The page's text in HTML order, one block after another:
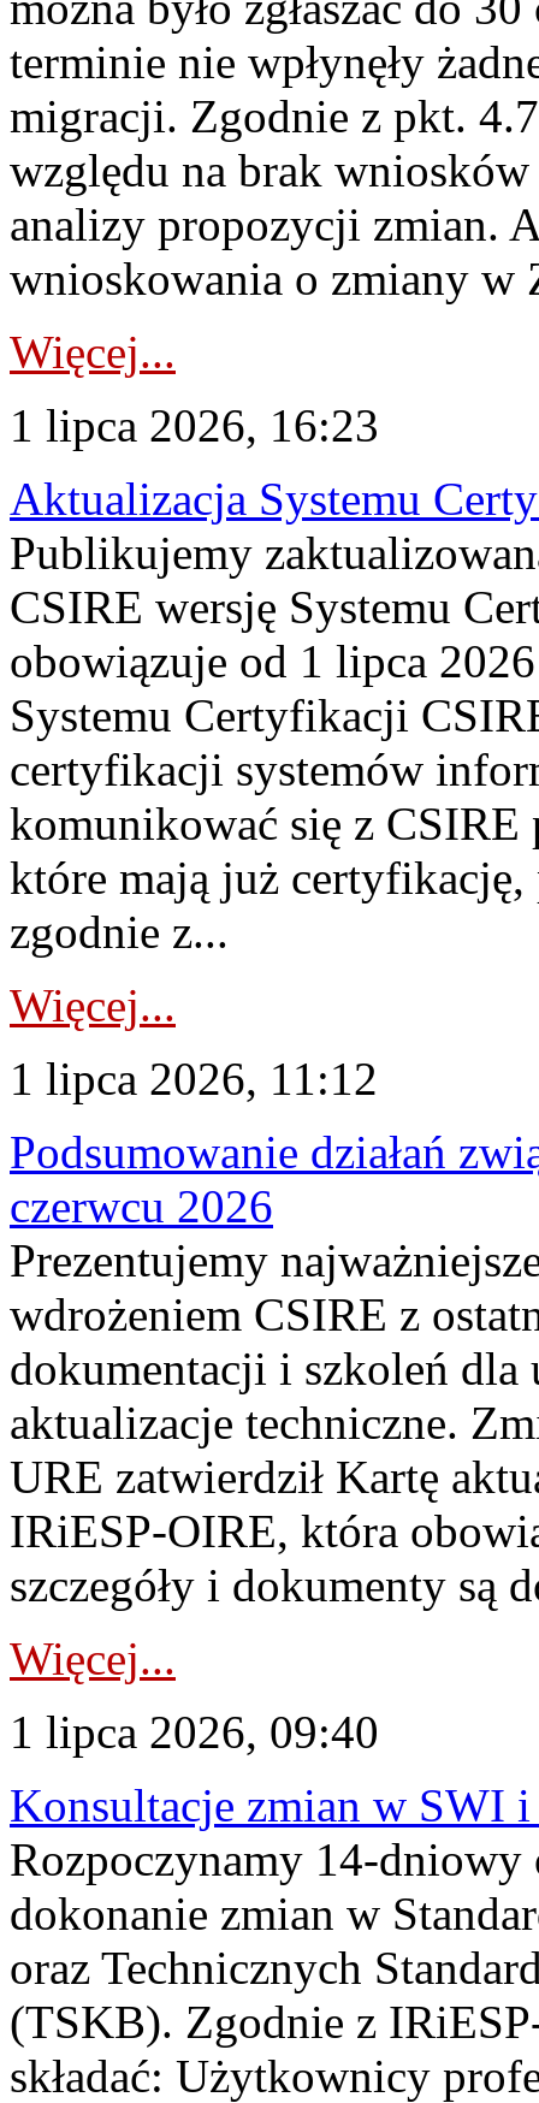
terminie nie wpłynęły
migracji. Zgodnie z pkt.
względu na brak
analizy propozycji zmian.
wnioskowania o zmiany w
Więcej...
1 lipca 2026, 16:23
Aktualizacja Systemu
Publikujemy
CSIRE wersję Systemu
obowiązuje od 1 lipca
Systemu Certyfikacji
certyfikacji systemów
komunikować się z
które mają już
zgodnie z...
Więcej...
1 lipca 2026, 11:12
Podsumowanie działań
czerwcu 2026
Prezentujemy
wdrożeniem CSIRE z
dokumentacji i szkoleń
aktualizacje techniczne.
URE zatwierdził Kartę
IRiESP‑OIRE, która
szczegóły i dokumenty są
Więcej...
1 lipca 2026, 09:40
Konsultacje zmian w SWI
Rozpoczynamy 14-
dokonanie zmian w
oraz Technicznych
(TSKB). Zgodnie z
składać: Użytkownicy